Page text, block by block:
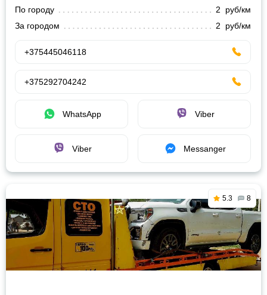
По городу
2 руб/км
За городом
2 руб/км
+375445046118
+375292704242
WhatsApp Viber
Viber Messanger
5.3 8